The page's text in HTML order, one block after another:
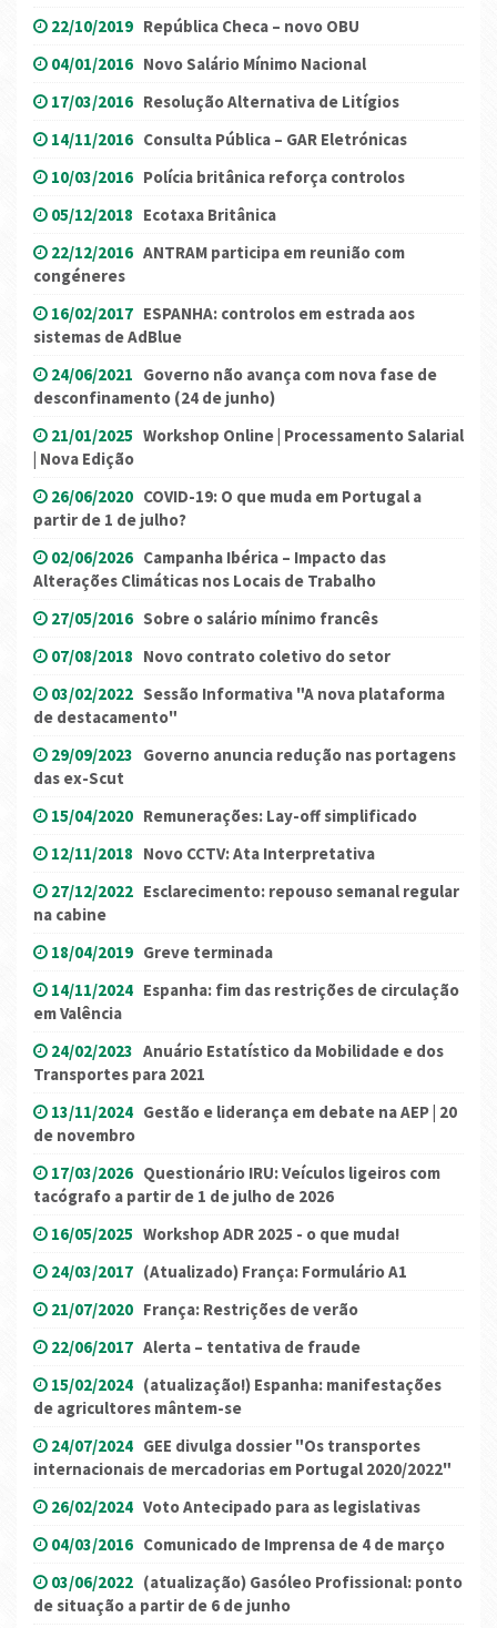
22/10/2019 República Checa – novo OBU
04/01/2016 Novo Salário Mínimo Nacional
17/03/2016 Resolução Alternativa de Litígios
14/11/2016 Consulta Pública – GAR Eletrónicas
10/03/2016 Polícia britânica reforça controlos
05/12/2018 Ecotaxa Britânica
22/12/2016 ANTRAM participa em reunião com
congéneres
16/02/2017 ESPANHA: controlos em estrada aos
sistemas de AdBlue
24/06/2021 Governo não avança com nova fase de
desconfinamento (24 de junho)
21/01/2025 Workshop Online | Processamento Salarial
| Nova Edição
26/06/2020 COVID-19: O que muda em Portugal a
partir de 1 de julho?
02/06/2026 Campanha Ibérica – Impacto das
Alterações Climáticas nos Locais de Trabalho
27/05/2016 Sobre o salário mínimo francês
07/08/2018 Novo contrato coletivo do setor
03/02/2022 Sessão Informativa "A nova plataforma
de destacamento"
29/09/2023 Governo anuncia redução nas portagens
das ex-Scut
15/04/2020 Remunerações: Lay-off simplificado
12/11/2018 Novo CCTV: Ata Interpretativa
27/12/2022 Esclarecimento: repouso semanal regular
na cabine
18/04/2019 Greve terminada
14/11/2024 Espanha: fim das restrições de circulação
em Valência
24/02/2023 Anuário Estatístico da Mobilidade e dos
Transportes para 2021
13/11/2024 Gestão e liderança em debate na AEP | 20
de novembro
17/03/2026 Questionário IRU: Veículos ligeiros com
tacógrafo a partir de 1 de julho de 2026
16/05/2025 Workshop ADR 2025 - o que muda!
24/03/2017 (Atualizado) França: Formulário A1
21/07/2020 França: Restrições de verão
22/06/2017 Alerta – tentativa de fraude
15/02/2024 (atualização!) Espanha: manifestações
de agricultores mântem-se
24/07/2024 GEE divulga dossier "Os transportes
internacionais de mercadorias em Portugal 2020/2022"
26/02/2024 Voto Antecipado para as legislativas
04/03/2016 Comunicado de Imprensa de 4 de março
03/06/2022 (atualização) Gasóleo Profissional: ponto
de situação a partir de 6 de junho